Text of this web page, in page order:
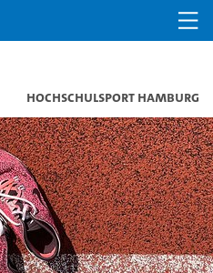
Hochschulsport Hamburg